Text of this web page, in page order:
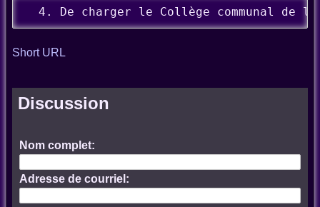
4. De charger le Collège communal de
Short URL
Discussion
Nom complet:
Adresse de courriel: